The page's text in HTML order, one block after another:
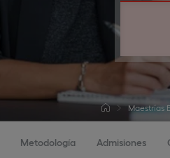
Maestrías
Metodología Admisiones